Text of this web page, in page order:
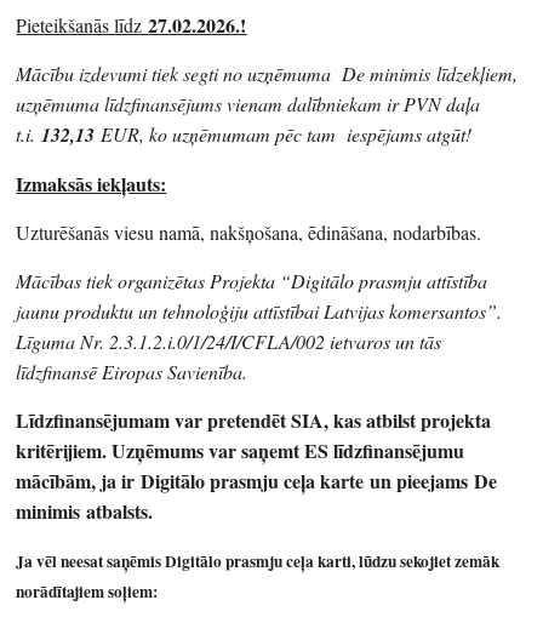
Pieteikšanās līdz27.02.2026.!
Mācību izdevumi tiek segti no uzņēmuma De minimis līdzekļiem,
uzņēmuma līdzfinansējums vienam dalībniekam ir PVN daļa
t.i. 132,13EUR, ko uzņēmumam pēc tam iespējams atgūt!
Izmaksās iekļauts:
Uzturēšanās viesu namā, nakšņošana, ēdināšana, nodarbības.
Mācības tiek organizētas Projekta “Digitālo prasmju attīstība
jaunu produktu un tehnoloģiju attīstībai Latvijas komersantos”.
Līguma Nr. 2.3.1.2.i.0/1/24/I/CFLA/002 ietvaros un tās
līdzfinansē Eiropas Savienība.
Līdzfinansējumam var pretendēt SIA, kas atbilst projekta
kritērijiem. Uzņēmums var saņemt ES līdzfinansējumu
mācībām, ja ir Digitālo prasmju ceļa karte un pieejams De
minimis atbalsts.
Ja vēl neesat saņēmis Digitālo prasmju ceļa karti, lūdzu sekojiet zemāk
norādītajiem soļiem: